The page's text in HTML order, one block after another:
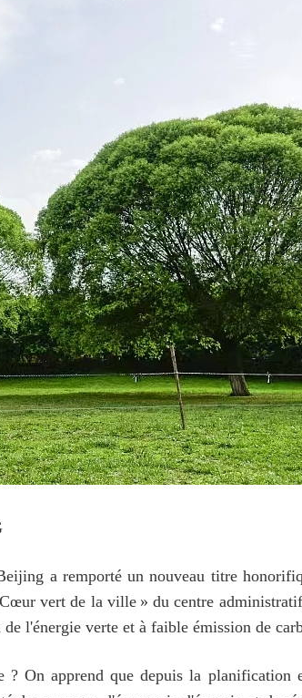
a remporté un nouveau titre
vert de la ville » du centre
l'énergie verte et à faible émission de
On apprend que depuis la planification